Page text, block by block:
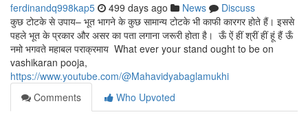
ferdinandq998kap5 499 days ago News
Discuss
कुछ टोटके से उपाय– भूत भागने के कुछ सामान्य टोटके भी काफी कारगर होते हैं। इससे
पहले भूत के प्रकार और असर का पता लगाना जरूरी होता है। ऊँ ऐं हीं श्रीं हीं हूं हैं ऊँ
नमो भगवते महाबल पराक्रमाय What ever your stand ought to be on
vashikaran pooja,
https://www.youtube.com/@Mahavidyabaglamukhi
Comments
Who Upvoted